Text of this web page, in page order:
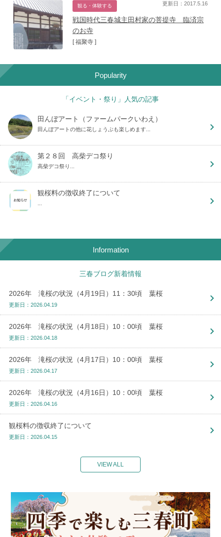
観る・体験する
戦国時代三春城主田村家の菩提寺 臨済宗
のお寺
[ 福聚寺 ]
更新日：2017.5.16
Popularity
「イベント・祭り」人気の記事
田んぼアート（ファームパークいわえ）
田んぼアートの他に花しょうぶも楽しめます...
第２８回 高柴デコ祭り
高柴デコ祭り...
観桜料の徴収終了について
Information
三春ブログ新着情報
2026年 滝桜の状況（4月19日）11：30頃 葉桜
更新日：2026.04.19
2026年 滝桜の状況（4月18日）10：00頃 葉桜
更新日：2026.04.18
2026年 滝桜の状況（4月17日）10：00頃 葉桜
更新日：2026.04.17
2026年 滝桜の状況（4月16日）10：00頃 葉桜
更新日：2026.04.16
観桜料の徴収終了について
更新日：2026.04.15
VIEW ALL